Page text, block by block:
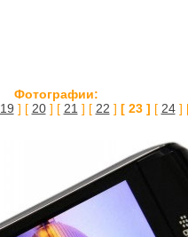
Фотографии:
19 ] [ 20] [ 21 ] [ 22 ] [ 23 ] [ 24]